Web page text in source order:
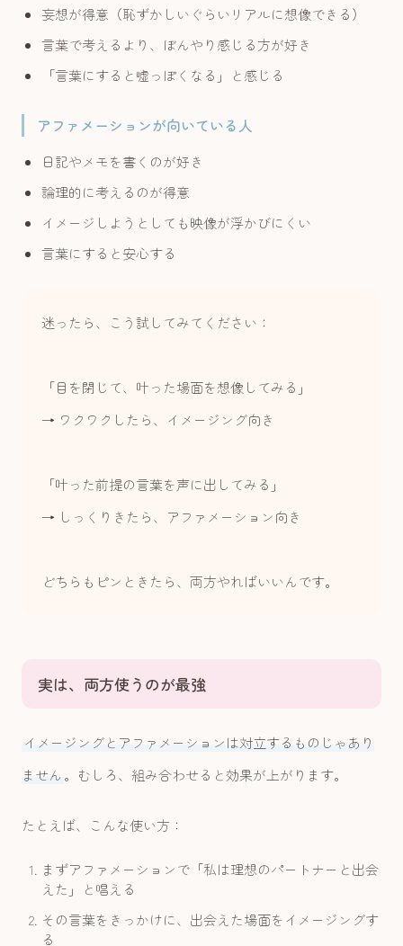
妄想が得意（恥ずかしいぐらいリアルに想像できる）
言葉で考えるより、ぼんやり感じる方が好き
「言葉にすると嘘っぽくなる」と感じる
アファメーションが向いている人
日記やメモを書くのが好き
論理的に考えるのが得意
イメージしようとしても映像が浮かびにくい
言葉にすると安心する
迷ったら、こう試してみてください：
「目を閉じて、叶った場面を想像してみる」
→ ワクワクしたら、イメージング向き
「叶った前提の言葉を声に出してみる」
→ しっくりきたら、アファメーション向き
どちらもピンときたら、両方やればいいんです。
実は、両方使うのが最強
イメージングとアファメーションは対立するものじゃあり
ません 。むしろ、組み合わせると効果が上がります。
たとえば、こんな使い方：
まずアファメーションで「私は理想のパートナーと出会
えた」と唱える
その言葉をきっかけに、出会えた場面をイメージングす
る